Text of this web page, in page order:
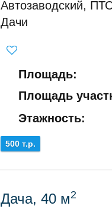
Автозаводский,
Дачи
Площадь:
Площадь
Этажность:
500 т.р.
Дача, 40 м2